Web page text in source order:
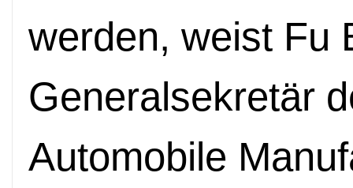
werden, weist Fu
Generalsekretär
Automobile